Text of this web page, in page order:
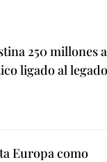
250 millones a
ligado al legado
Europa como